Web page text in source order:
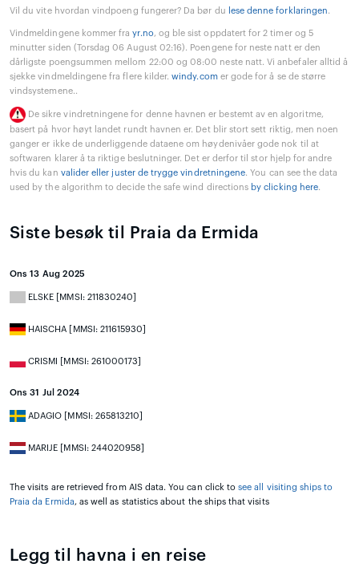
Vil du vite hvordan vindpoeng fungerer? Da bør du lese denne forklaringen.
Vindmeldingene kommer frayr.no, og ble sist oppdatert for 2 timer og 5
minutter siden (Torsdag 06 August 02:16). Poengene for neste natt er den
dårligste poengsummen mellom 22:00 og 08:00 neste natt. Vi anbefaler alltid å
sjekke vindmeldingene fra flere kilder.windy.comer gode for å se de større
vindsystemene..
De sikre vindretningene for denne havnen er bestemt av en algoritme,
basert på hvor høyt landet rundt havnen er. Det blir stort sett riktig, men noen
ganger er ikke de underliggende dataene om høydenivåer gode nok til at
softwaren klarer å ta riktige beslutninger. Det er derfor til stor hjelp for andre
hvis du kan valider eller juster de trygge vindretningene. You can see the data
used by the algorithm to decide the safe wind directions by clicking here.
Siste besøk til Praia da Ermida
Ons 13 Aug 2025
ELSKE [MMSI: 211830240]
HAISCHA [MMSI: 211615930]
CRISMI [MMSI: 261000173]
Ons 31 Jul 2024
ADAGIO [MMSI: 265813210]
MARIJE [MMSI: 244020958]
The visits are retrieved from AIS data. You can click tosee all visiting ships to
Praia da Ermida, as well as statistics about the ships that visits
Legg til havna i en reise